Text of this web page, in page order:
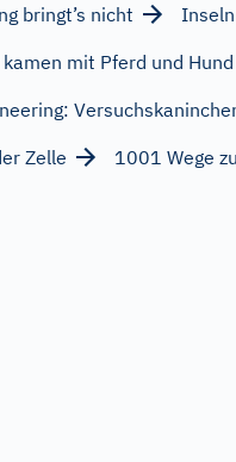
bringt’s nicht
mit Pferd und Hund
Zelle
1001 Wege